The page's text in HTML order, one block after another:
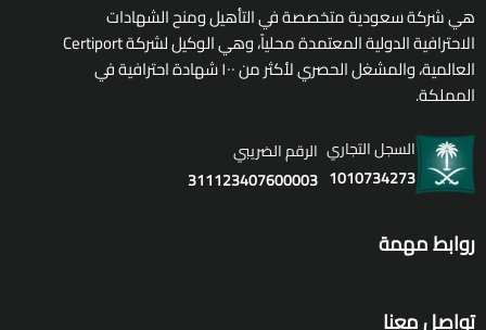
هي شركة سعودية متخصصة في التأهيل ومنح الشهادات
الاحترافية الدولية المعتمدة محلياً، وهي الوكيل لشركة Certiport
العالمية، والمشغل الحصري لأكثر من ١٠٠ شهادة احترافية في
المملكة.
السجل التجاري
1010734273
الرقم الضريبي
311123407600003
روابط مهمة
تواصل معنا